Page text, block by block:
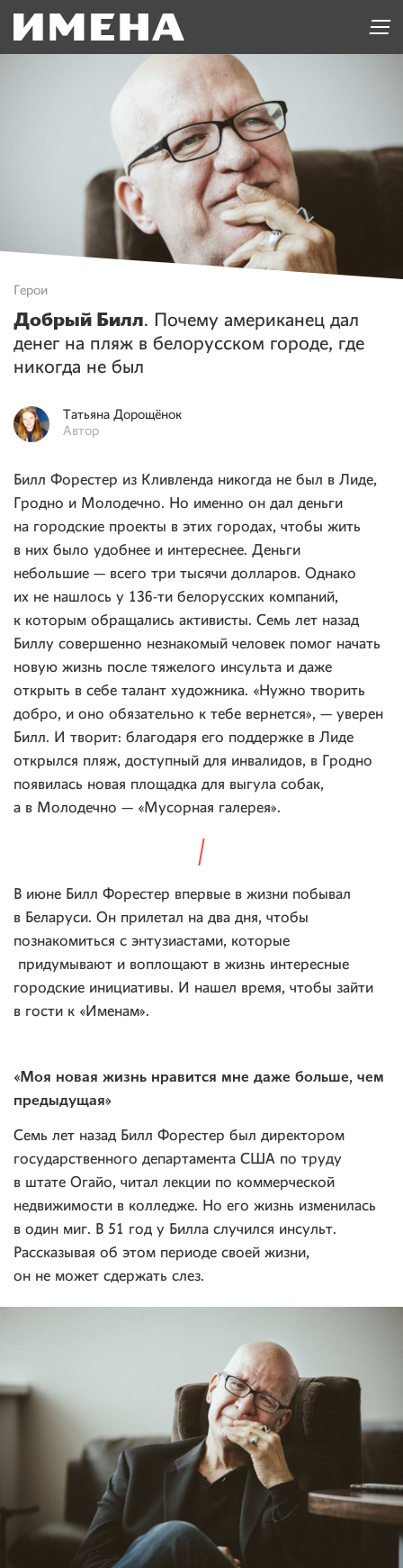
Герои
Добрый Билл. Почему американец дал
денег на пляж в белорусском городе, где
никогда не был
Татьяна Дорощёнок
Автор
Билл Форестер из Кливленда никогда не был в Лиде,
Гродно и Молодечно. Но именно он дал деньги
на городские проекты в этих городах, чтобы жить
в них было удобнее и интереснее. Деньги
небольшие — всего три тысячи долларов. Однако
их не нашлось у 136-ти белорусских компаний,
к которым обращались активисты. Семь лет назад
Биллу совершенно незнакомый человек помог начать
новую жизнь после тяжелого инсульта и даже
открыть в себе талант художника. «Нужно творить
добро, и оно обязательно к тебе вернется», — уверен
Билл. И творит: благодаря его поддержке в Лиде
открылся пляж, доступный для инвалидов, в Гродно
появилась новая площадка для выгула собак,
а в Молодечно — «Мусорная галерея».
В июне Билл Форестер впервые в жизни побывал
в Беларуси. Он прилетал на два дня, чтобы
познакомиться с энтузиастами, которые
придумывают и воплощают в жизнь интересные
городские инициативы. И нашел время, чтобы зайти
в гости к «Именам».
«Моя новая жизнь нравится мне даже больше, чем
предыдущая»
Семь лет назад Билл Форестер был директором
государственного департамента США по труду
в штате Огайо, читал лекции по коммерческой
недвижимости в колледже. Но его жизнь изменилась
в один миг. В 51 год у Билла случился инсульт.
Рассказывая об этом периоде своей жизни,
он не может сдержать слез.